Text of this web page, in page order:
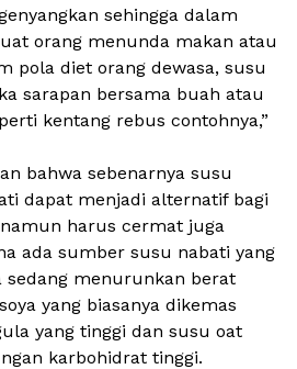
sehingga dalam
orang menunda makan atau
pola diet orang dewasa, susu
sarapan bersama buah atau
kentang rebus contohnya,”
bahwa sebenarnya susu
dapat menjadi alternatif bagi
harus cermat juga
ada sumber susu nabati yang
sedang menurunkan berat
yang biasanya dikemas
yang tinggi dan susu oat
karbohidrat tinggi.